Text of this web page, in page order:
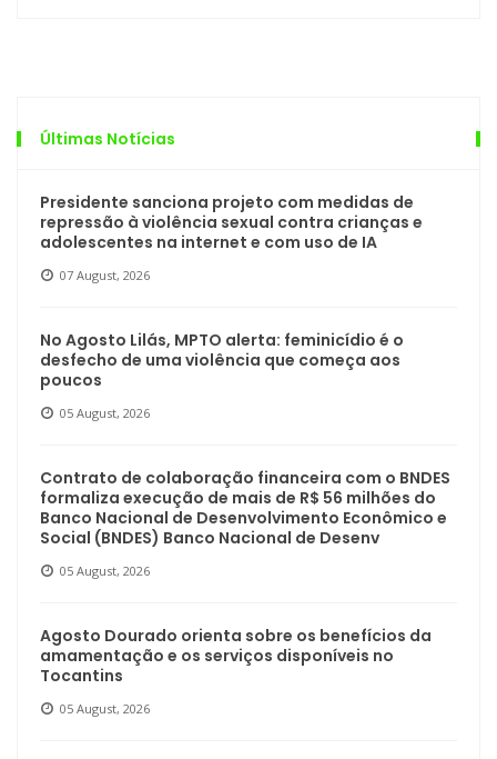
Últimas Notícias
Presidente sanciona projeto com medidas de
repressão à violência sexual contra crianças e
adolescentes na internet e com uso de IA
07 August, 2026
No Agosto Lilás, MPTO alerta: feminicídio é o
desfecho de uma violência que começa aos
poucos
05 August, 2026
Contrato de colaboração financeira com o BNDES
formaliza execução de mais de R$ 56 milhões do
Banco Nacional de Desenvolvimento Econômico e
Social (BNDES) Banco Nacional de Desenv
05 August, 2026
Agosto Dourado orienta sobre os benefícios da
amamentação e os serviços disponíveis no
Tocantins
05 August, 2026